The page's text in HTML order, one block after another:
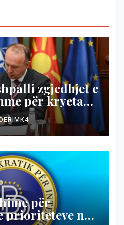
zgjedhjet e
për kryetar
Bërvenicës, do
18 tetor
për
prioriteteve në